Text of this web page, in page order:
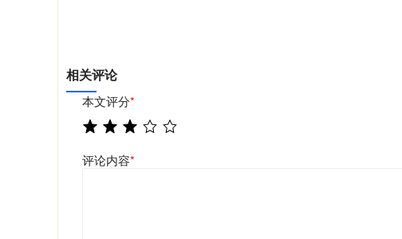
相关评论
本文评分*
评论内容*